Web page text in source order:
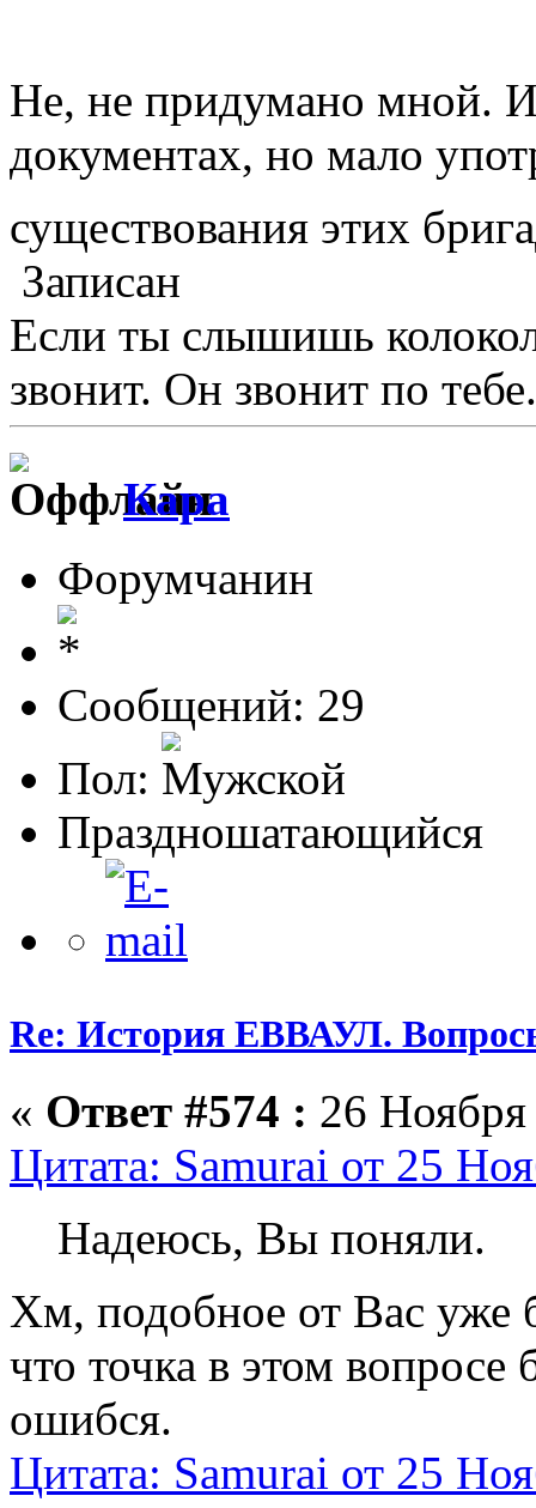
Не, не придумано мной.
документах, но мало
существования этих
Записан
Если ты слышишь
звонит. Он звонит по
Кара
Форумчанин
Сообщений: 29
Пол:
Праздношатающийся
Re: История ЕВВАУЛ.
« Ответ #574 : 26
Цитата: Samurai от 25
Надеюсь, Вы поняли.
Хм, подобное от Вас уже
что точка в этом
ошибся.
Цитата: Samurai от 25